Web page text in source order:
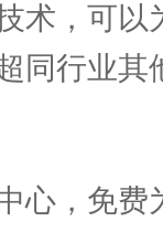
术，可以
同行业其
心，免费